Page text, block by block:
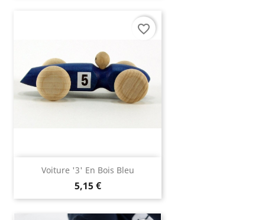
Voiture '3' En Bois Bleu
5,15 €
favorite_border